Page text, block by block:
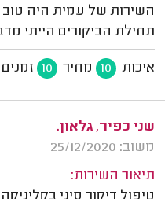
השירות של עמית היה טוב
תחילת הביקורים הייתי
איכות 10 מחיר 10 זמנים
שני כפיר, גלאון.
משוב: 25/12/2020
תיאור השירות: